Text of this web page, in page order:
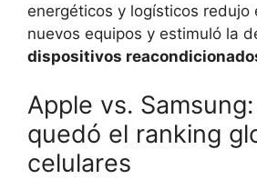
energéticos y logísticos redujo
nuevos equipos y estimuló la
dispositivos
Apple vs.
quedó el ranking
celulares